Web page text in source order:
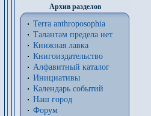
Архив разделов
Terra anthroposophia
Талантам предела нет
Книжная лавка
Книгоиздательство
Алфавитный каталог
Инициативы
Календарь событий
Наш город
Форум